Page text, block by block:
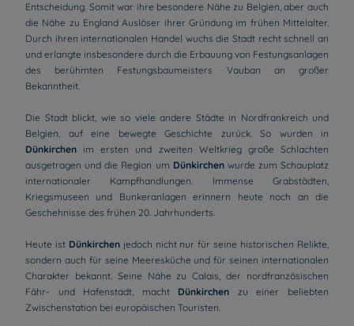
Entscheidung. Somit war ihre besondere Nähe zu Belgien, aber auch
die Nähe zu England Auslöser ihrer Gründung im frühen Mittelalter.
Durch ihren internationalen Handel wuchs die Stadt recht schnell an
und erlangte insbesondere durch die Erbauung von Festungsanlagen
des berühmten Festungsbaumeisters Vauban an großer
Bekanntheit.
Die Stadt blickt, wie so viele andere Städte in Nordfrankreich und
Belgien, auf eine bewegte Geschichte zurück. So wurden in
Dünkirchen im ersten und zweiten Weltkrieg große Schlachten
ausgetragen und die Region um Dünkirchenwurde zum Schauplatz
internationaler Kampfhandlungen. Immense Grabstädten,
Kriegsmuseen und Bunkeranlagen erinnern heute noch an die
Geschehnisse des frühen 20. Jahrhunderts.
Heute ist Dünkirchenjedoch nicht nur für seine historischen Relikte,
sondern auch für seine Meeresküche und für seinen internationalen
Charakter bekannt. Seine Nähe zu Calais, der nordfranzösischen
Fähr- und Hafenstadt, macht Dünkirchen zu einer beliebten
Zwischenstation bei europäischen Touristen.